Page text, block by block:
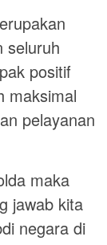
seluruh
positif
maksimal
pelayanan
maka
jawab kita
negara di